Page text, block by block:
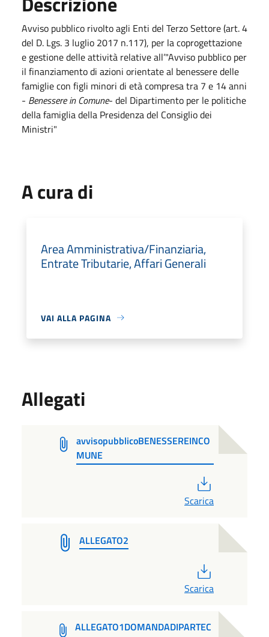
Avviso pubblico rivolto agli Enti del Terzo Settore (art. 4
del D. Lgs. 3 luglio 2017 n.117), per la coprogettazione
e gestione delle attività relative all’"Avviso pubblico per
il finanziamento di azioni orientate al benessere delle
famiglie con figli minori di età compresa tra 7 e 14 anni
- Benessere in Comune- del Dipartimento per le politiche
della famiglia della Presidenza del Consiglio dei
Ministri"
A cura di
Area Amministrativa/Finanziaria,
Entrate Tributarie, Affari Generali
VAI ALLA PAGINA
Allegati
avvisopubblicoBENESSEREINCO
MUNE
Scarica
ALLEGATO2
Scarica
ALLEGATO1DOMANDADIPARTEC